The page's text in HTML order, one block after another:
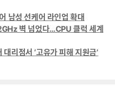
남성 선케어 라인업 확대
벽 넘었다…CPU 클럭 세계
리점서 ‘고유가 피해 지원금’